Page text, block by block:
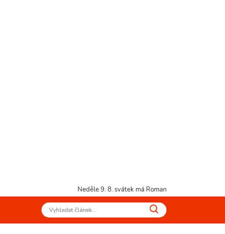
Neděle 9. 8. svátek má Roman